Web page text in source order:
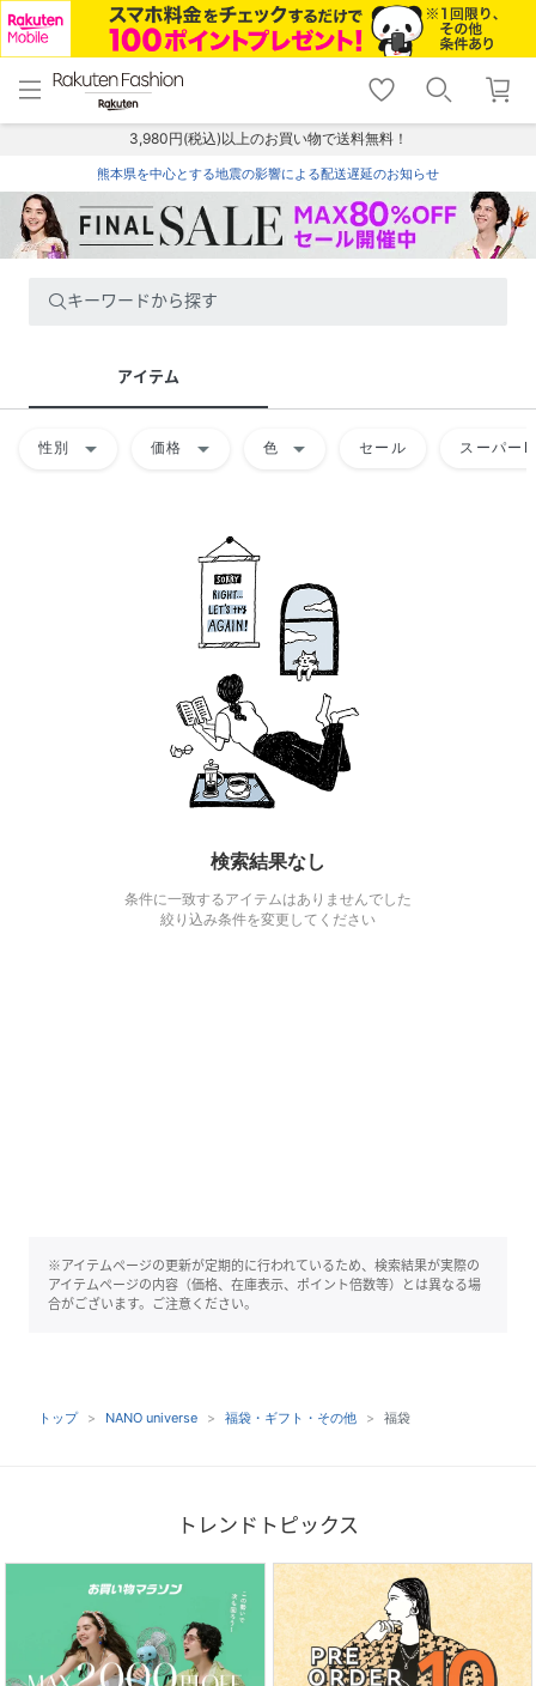
menu home
トップ
shopping_cart lock_outline
ログイン
3,980円(税込)以上のお買い物で送料無料！
熊本県を中心とする地震の影響による配送遅延のお知らせ
キーワードから探す
アイテム
性別 arrow_drop_down 価格 arrow_drop_down 色 arrow_drop_down セール スーパー
検索結果なし
条件に一致するアイテムはありませんでした
絞り込み条件を変更してください
※アイテムページの更新が定期的に行われているため、検索結果が実際の
アイテムページの内容（価格、在庫表示、ポイント倍数等）とは異なる場
合がございます。ご注意ください。
トップ NANO universe 福袋・ギフト・その他 福袋
トレンドトピックス